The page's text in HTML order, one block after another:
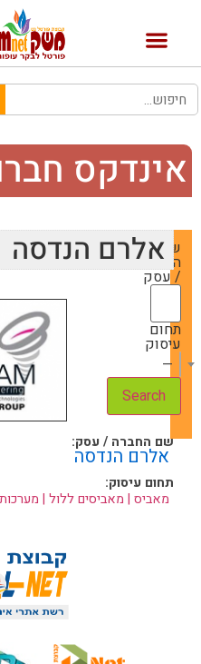
שם
החברה
/ עסק
תחום
עיסוק
— Choose One —
אלרם הנדסה
שם החברה / עסק:
אלרם הנדסה
תחום עיסוק:
מאביס | מאביסים ללול | מערכות